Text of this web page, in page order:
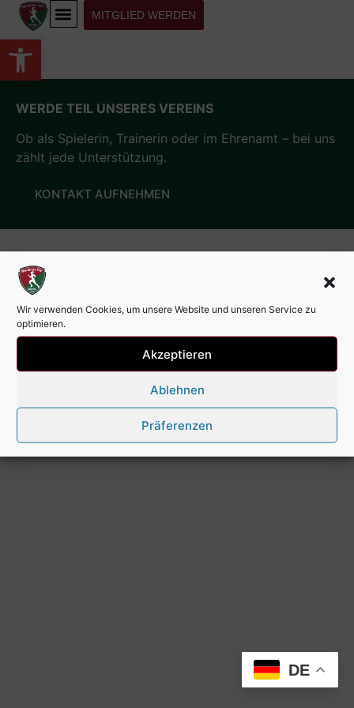
Werkzeugleiste öffnen
Wir verwenden Cookies, um unsere Website und unseren Service zu
optimieren.
Akzeptieren
Ablehnen
Präferenzen
MITGLIED WERDEN
WERDE TEIL UNSERES VEREINS
Ob als Spielerin, Trainerin oder im Ehrenamt – bei uns
zählt jede Unterstützung.
KONTAKT AUFNEHMEN
DE